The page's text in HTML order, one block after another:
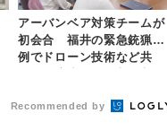
アーバンベア対策チームが
初会合 福井の緊急銃猟事
例でドローン技術など共
Recommended by